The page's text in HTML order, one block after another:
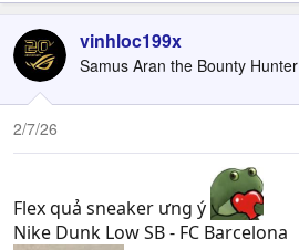
vinhloc199x
Samus Aran the Bounty Hunter
2/7/26
Flex quả sneaker ưng ý
Nike Dunk Low SB - FC Barcelona